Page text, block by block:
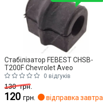
Стабілізатор FEBEST CHSB-
T200F Chevrolet Aveo
0 відгуків
130грн.
120 грн. відправка завтра